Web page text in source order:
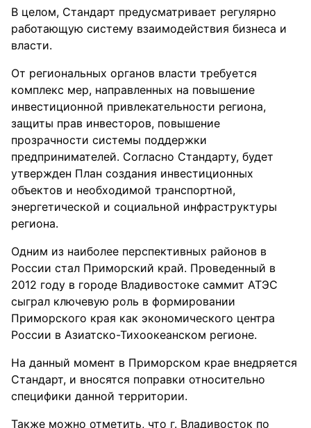
В целом, Стандарт предусматривает регулярно
работающую систему взаимодействия бизнеса и
власти.
От региональных органов власти требуется
комплекс мер, направленных на повышение
инвестиционной привлекательности региона,
защиты прав инвесторов, повышение
прозрачности системы поддержки
предпринимателей. Согласно Стандарту, будет
утвержден План создания инвестиционных
объектов и необходимой транспортной,
энергетической и социальной инфраструктуры
региона.
Одним из наиболее перспективных районов в
России стал Приморский край. Проведенный в
2012 году в городе Владивостоке саммит АТЭС
сыграл ключевую роль в формировании
Приморского края как экономического центра
России в Азиатско-Тихоокеанском регионе.
На данный момент в Приморском крае внедряется
Стандарт, и вносятся поправки относительно
специфики данной территории.
Также можно отметить, что г. Владивосток по